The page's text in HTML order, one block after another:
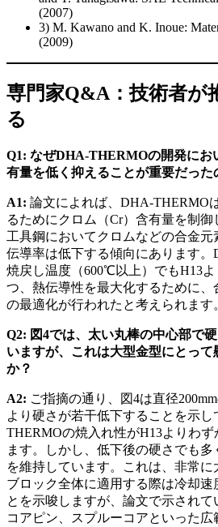
(2007)
3) M. Kawano and K. Inoue:
(2009)
専門家Q&A：技術者が
る
Q1: なぜDHA-THERMOの開発にお
有量を低く抑えることが重要だった
A1: 論文によれば、DHA-THERMO
るためにクロム（Cr）含有量を制御
工具鋼においてクロムなどの合金
伝導率は低下する傾向にあります
焼戻し温度（600℃以上）でもH13
つ、熱伝導性を最大化するために
の最適化が行われたと考えられます
Q2: 図4では、太い丸棒の中心部で
いますが、これは大型金型にとっ
か？
A2: ご指摘の通り、図4は直径
より硬さが若干低下することを示
THERMOの焼入れ性がH13よりわ
ます。しかし、低下後の硬さでも
を維持しています。これは、非常
ブロック全体に適用する際は冷却速
とを示唆しますが、論文で示されて
コアピン、スプルーコアといった